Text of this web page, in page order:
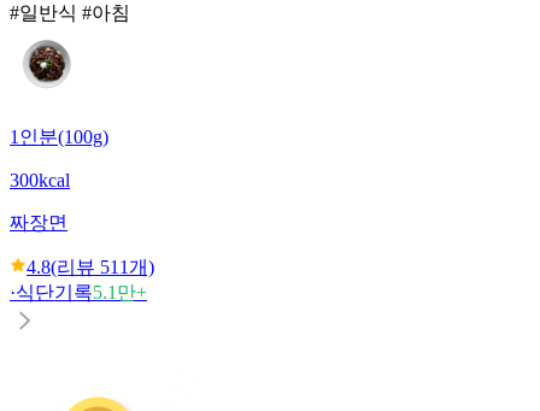
#일반식 #아침
1인분(100g)
300kcal
짜장면
4.8(리뷰 511개)
·식단기록5.1만+